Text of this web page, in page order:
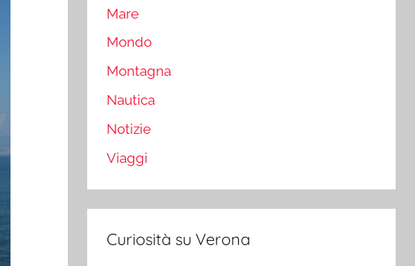
Mare
Mondo
Montagna
Nautica
Notizie
Viaggi
Curiosità su Verona